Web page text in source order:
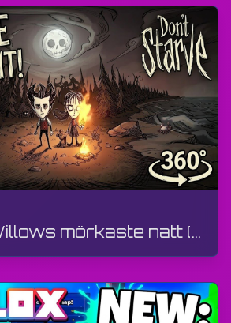
Wilson & Willows mörkaste natt (360°-video) | Don't Starve | 360° VR, AI-animation, 4K